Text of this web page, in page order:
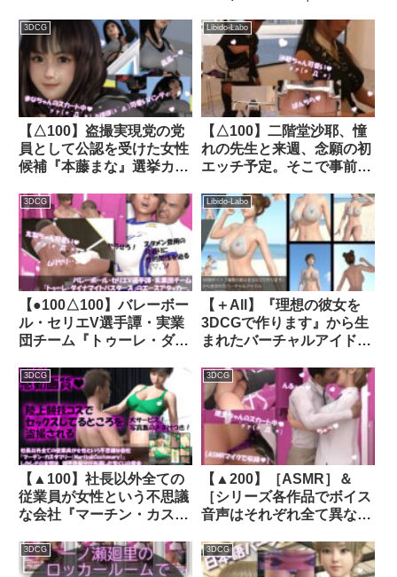
その義体のせいで現地の人
類レジスタンス男性にヤら
れてしまう。（乳房露出・
大開脚編）｜d_260945│
Libido-Labo
3DCG
【△100】盗撮実現党の党
員として公認を受けた女性
候補『本藤まな』選挙カー
「テーマ:ゲームのコスプ
レについて」:PV09（サイ
ゴナファンタジアのヒロイ
ンコスプレ編）｜
d_341084│ Libido-Labo
Libido-Labo
【△100】二階堂沙耶、憧
れの先生と来週、念願の初
エッチ予定。そこで事前学
SEXマニュアル本「男性器
の大きさと挿入時に女性の
感じる快感の相関関係につ
いて」』｜d_339194│
Libido-Labo
3DCG
【●100△100】バレーボー
ル・セリエV選手譚・実業
団チーム『トゥーレ・ダイ
ースアタッカー、古舘友梨
に肉体関係を迫る御手洗保
守会長の狼藉セクハラ強●
の様子（03:上半身純白ブ
ラ・駅弁ファック）｜
d_511934│ Libido-Labo
Libido-Labo
【＋All】『理想の彼女を
3DCGで作ります』から生
まれたバーチャルアイドル
ぐり）」のグラドル撮影風
写真集:Gradol_59｜
d_310971│ Libido-Labo
3DCG
【▲100】社長以外全ての
従業員が女性という不思議
な会社『マーチン・カスタ
Customary；）』しかし
その実態は、御手洗保守が
3DCG
【▲200】［ASMR］＆
［シリーズ各作品でボイス
音声はそれぞれ全て異なる
子生徒と学校のロッカール
ームでキスしているところ
3DCG 3DCG